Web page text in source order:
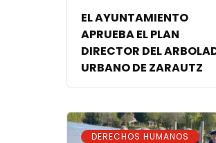
EL AYUNTAMIENTO
APRUEBA EL PLAN
DIRECTOR DEL
URBANO DE ZARAUTZ
DERECHOS HUMANOS ,